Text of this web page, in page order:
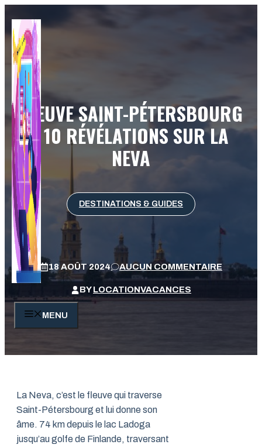
contenu
MENU
FLEUVE SAINT-PÉTERSBOURG
: 10 RÉVÉLATIONS SUR LA
NEVA
DESTINATIONS & GUIDES
18 AOÛT 2024 AUCUN COMMENTAIRE
BYLOCATIONVACANCES
La Neva, c’est le fleuve qui traverse
Saint-Pétersbourg et lui donne son
âme. 74 km depuis le lac Ladoga
jusqu’au golfe de Finlande, traversant